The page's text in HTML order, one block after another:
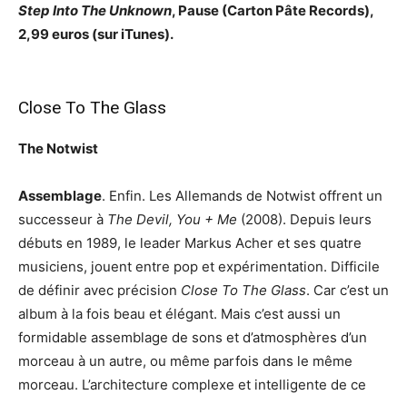
Step Into The Unknown, Pause (Carton Pâte Records),
2,99 euros (sur iTunes).
Close To The Glass
The Notwist
Assemblage. Enfin. Les Allemands de Notwist offrent un
successeur à The Devil, You + Me (2008). Depuis leurs
débuts en 1989, le leader Markus Acher et ses quatre
musiciens, jouent entre pop et expérimentation. Difficile
de définir avec précision Close To The Glass. Car c’est un
album à la fois beau et élégant. Mais c’est aussi un
formidable assemblage de sons et d’atmosphères d’un
morceau à un autre, ou même parfois dans le même
morceau. L’architecture complexe et intelligente de ce